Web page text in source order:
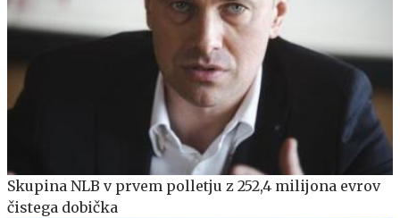
Skupina NLB v prvem polletju z 252,4 milijona evrov
čistega dobička